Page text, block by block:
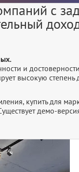
с
и
высокую
купить для
демо-